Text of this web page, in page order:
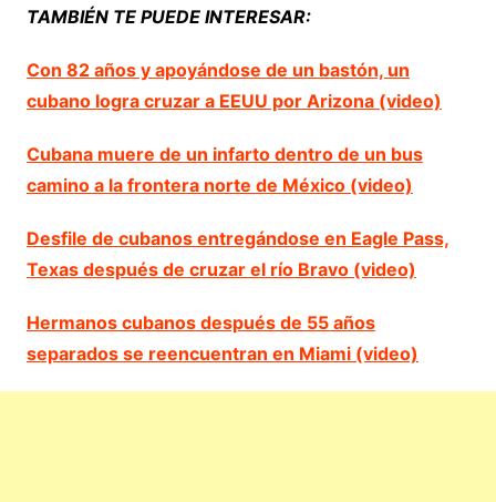
TAMBIÉN TE PUEDE INTERESAR:
Con 82 años y apoyándose de un bastón, un
cubano logra cruzar a EEUU por Arizona (video)
Cubana muere de un infarto dentro de un bus
camino a la frontera norte de México (video)
Desfile de cubanos entregándose en Eagle Pass,
Texas después de cruzar el río Bravo (video)
Hermanos cubanos después de 55 años
separados se reencuentran en Miami (video)